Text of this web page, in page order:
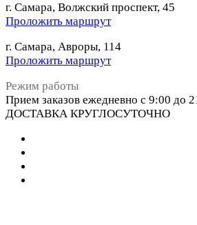
г. Самара, Волжский проспект, 45
Проложить маршрут
г. Самара, Авроры, 114
Проложить маршрут
Режим работы
Прием заказов ежедневно с 9:00 до
ДОСТАВКА КРУГЛОСУТОЧНО